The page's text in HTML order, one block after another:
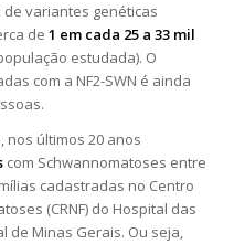
variantes genéticas
de 1 em cada 25 a 33 mil
estudada). O
com a NF2-SWN é ainda
últimos 20 anos
com Schwannomatoses entre
cadastradas no Centro
(CRNF) do Hospital das
de Minas Gerais. Ou seja,